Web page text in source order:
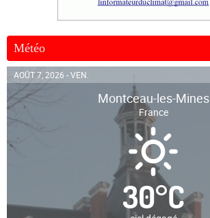
Météo
AOÛT 7, 2026 - VEN.
Montceau-les-Mines
France
30°C